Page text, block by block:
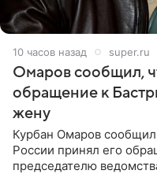
10 часов назад super.ru
Омаров сообщил,
обращение к
жену
Курбан Омаров
России принял его
председателю